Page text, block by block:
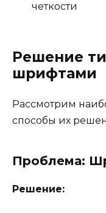
четкости
Решение
шрифтами
Рассмотрим
способы их
Проблема:
Решение: